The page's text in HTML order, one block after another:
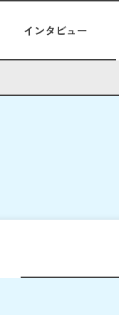
インタビュー